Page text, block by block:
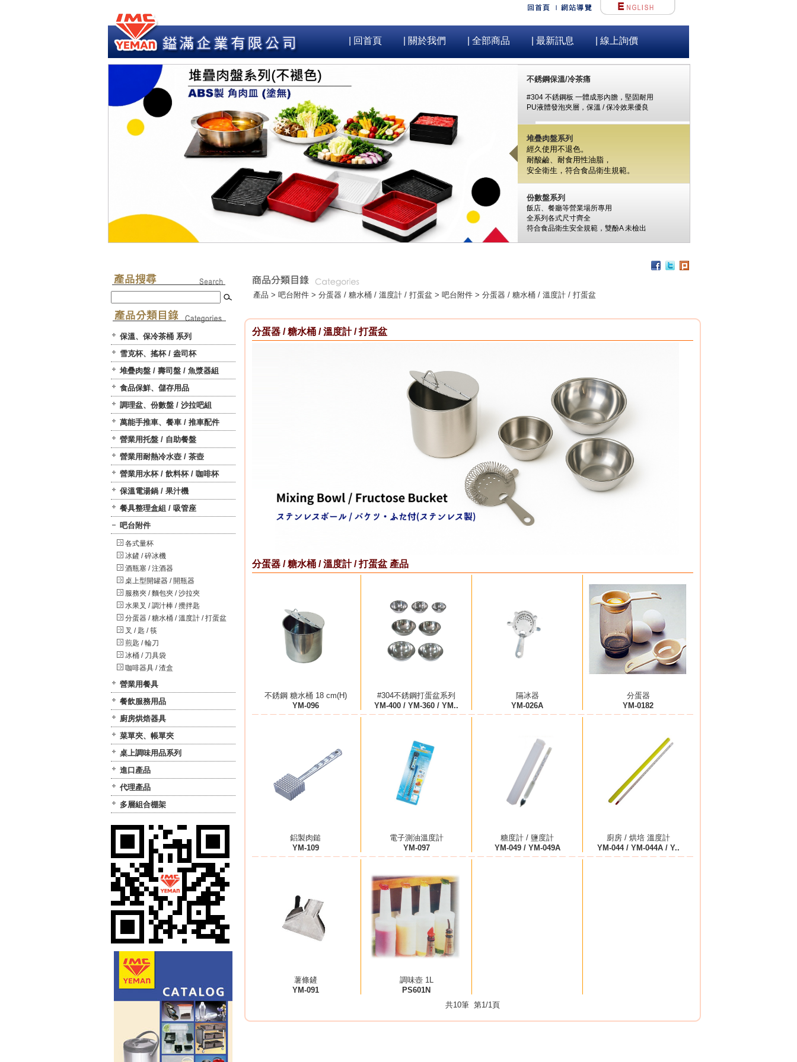
| 回首頁 | 關於我們 | 全部商品 | 最新訊息 | 線上詢價
PU液體發泡夾層，保溫 / 保冷效果優良
經久使用不退色。
耐酸鹼、耐食用性油脂，
安全衛生， 符合食品衛生規範。
飯店、餐廳等營業場所專用
全系列各式尺寸齊全
符合食品衛生安全規範，
PP / 食用級 聚丙烯樹脂 製成
搭配餐具整理盒，使用方式多元。
保溫、保冷茶桶 系列
雪克杯、搖杯 / 盎司杯
堆疊肉盤 / 壽司盤 / 魚漿器組
食品保鮮、儲存用品
調理盆、份數盤 / 沙拉吧組
萬能手推車、餐車 / 推車配件
營業用托盤 / 自助餐盤
營業用耐熱冷水壺 / 茶壺
營業用水杯 / 飲料杯 / 咖啡杯
保溫電湯鍋 / 果汁機
餐具整理盒組 / 吸管座
吧台附件
各式量杯
冰鏟 / 碎冰機
酒瓶塞 / 注酒器
桌上型開罐器 / 開瓶器
服務夾 / 麵包夾 / 沙拉夾
水果叉 / 調汁棒 / 攪拌匙
分蛋器 / 糖水桶 / 溫度計 / 打蛋盆
叉 / 匙 / 筷
煎匙 / 輪刀
冰桶 / 刀具袋
咖啡器具 / 渣盒
營業用餐具
餐飲服務用品
廚房烘焙器具
菜單夾、帳單夾
桌上調味用品系列
進口產品
代理產品
多層組合棚架
產品 > 吧台附件 > 分蛋器 / 糖水桶 / 溫度計 / 打蛋盆 > 吧台附件 > 分蛋器 / 糖水桶 / 溫度計 / 打蛋盆
分蛋器 / 糖水桶 / 溫度計 / 打蛋盆
分蛋器 / 糖水桶 / 溫度計 / 打蛋盆 產品
不銹鋼 糖水桶 18 cm(H)
YM-096
#304不銹鋼打蛋盆系列
YM-400 / YM-360 / YM..
隔冰器
YM-026A
分蛋器
YM-0182
鋁製肉鎚
YM-109
電子測油溫度計
YM-097
糖度計 / 鹽度計
YM-049 / YM-049A
廚房 / 烘培 溫度計
YM-044 / YM-044A / Y..
薯條鏟
YM-091
調味壺 1L
PS601N
共10筆 第1/1頁